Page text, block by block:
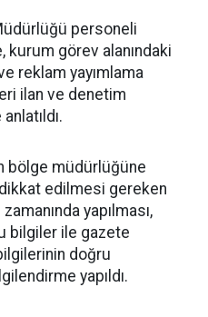
personeli
kurum görev alanındaki
reklam yayımlama
ilan ve denetim
bölge müdürlüğüne
edilmesi gereken
yapılması,
bilgiler ile gazete
doğru
yapıldı.